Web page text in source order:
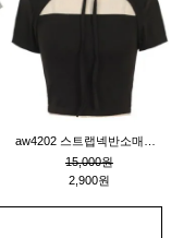
15,000원
2,900원